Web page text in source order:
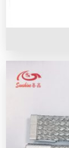
กรรไกรแกนส